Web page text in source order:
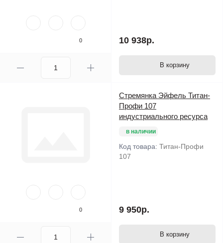
0 10 938р.
В корзину
0
Стремянка Эйфель Титан-
Профи 107
индустриального ресурса
в наличии
Код товара: Титан-Профи
107
9 950р.
В корзину